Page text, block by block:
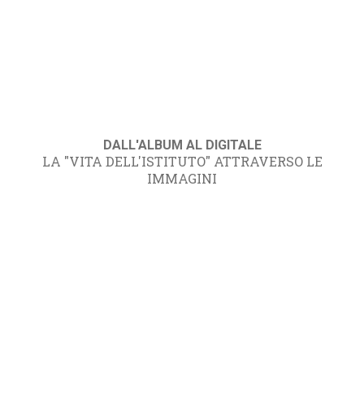
DALL'ALBUM AL DIGITALE
LA "VITA DELL'ISTITUTO" ATTRAVERSO LE
IMMAGINI